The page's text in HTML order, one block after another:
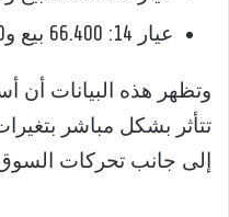
عيار 14: 66.400 بيع و58.200 شراء.
وتظهر هذه البيانات أن
تتأثر بشكل مباشر
إلى جانب تحركات السوق